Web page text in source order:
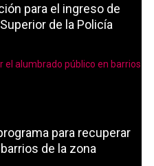
para el ingreso de
de la Policía
para recuperar
de la zona